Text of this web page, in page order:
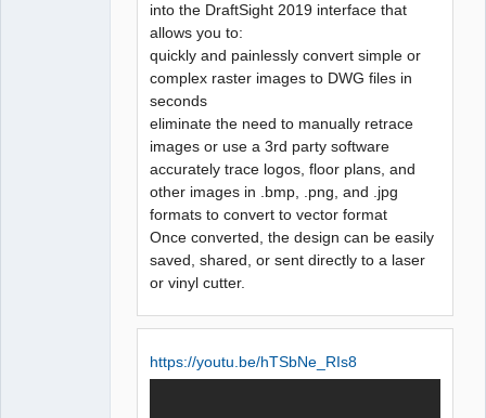
into the DraftSight 2019 interface that
allows you to:
quickly and painlessly convert simple or
complex raster images to DWG files in
seconds
eliminate the need to manually retrace
images or use a 3rd party software
accurately trace logos, floor plans, and
other images in .bmp, .png, and .jpg
formats to convert to vector format
Once converted, the design can be easily
saved, shared, or sent directly to a laser
or vinyl cutter.
https://youtu.be/hTSbNe_RIs8